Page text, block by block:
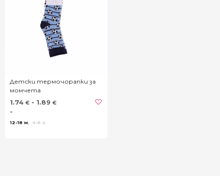
Детски термочорапки за
момчета
1.74 € - 1.89 €
-
12-18 м. 4-6 г.